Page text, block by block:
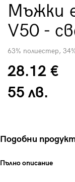
Мъжки
V50 -
63% полиестер,
28.12 €
55 лв.
Подобни
Пълно описание